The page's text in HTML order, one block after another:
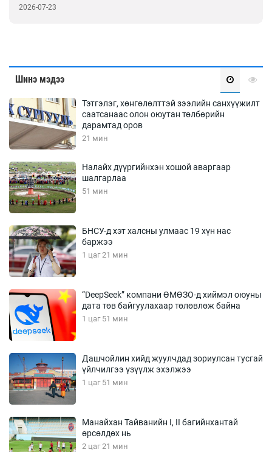
оролцоно
2026-07-23
Шинэ мэдээ
Тэтгэлэг, хөнгөлөлттэй зээлийн санхүүжилт
саатсанаас олон оюутан төлбөрийн
дарамтад оров
21 мин
Налайх дүүргийнхэн хошой аваргаар
шалгарлаа
51 мин
БНСУ-д хэт халсны улмаас 19 хүн нас
баржээ
1 цаг 21 мин
“DeepSeek” компани ӨМӨЗО-д хиймэл оюуны
дата төв байгуулахаар төлөвлөж байна
1 цаг 51 мин
Дашчойлин хийд жуулчдад зориулсан тусгай
үйлчилгээ үзүүлж эхэлжээ
1 цаг 51 мин
Манайхан Тайванийн I, II багийнхантай
өрсөлдөх нь
2 цаг 21 мин